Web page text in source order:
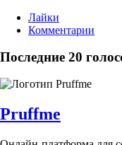
Лайки
Комментарии
Последние 20
Pruffme